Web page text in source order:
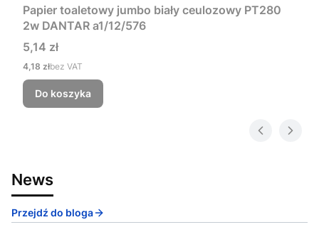
Papier toaletowy jumbo biały ceulozowy PT280
2w DANTAR a1/12/576
Cena
5,14 zł
Cena
4,18 złbez VAT
Do koszyka
News
Przejdź do bloga